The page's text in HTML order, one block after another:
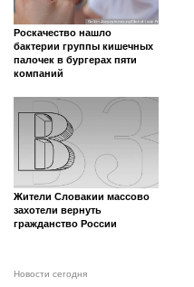
Роскачество нашло
бактерии группы кишечных
палочек в бургерах пяти
компаний
Жители Словакии массово
захотели вернуть
гражданство России
Новости сегодня